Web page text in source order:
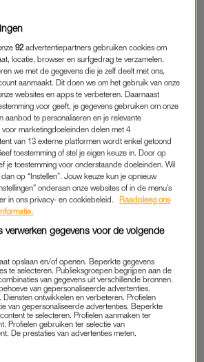
naar hun menstruatiepijn. “Ik wilde
of dat er wel iets mis was. Maar ik
antwoord op.”
ENDOMETRIOSE
Anouk te leven met de hevige pijn.
tijdens haar menstruatie ook ziek, heeft
heeft ze zoveel rugpijn dat ze soms niet
de tiener veertien jaar is, besluit ze
naar een huisarts te gaan. “Hij
pil te gaan, omdat de pijn daardoor zou
minder pijn, maar lang niet genoeg
niet menstrueert. Daarom bezoekt ze
wanneer ze zestien is.
aan een prikkelbare darm of het
een diëtist bezocht voor mijn darmen,
houden en dat frustreerde enorm.”
92 advertentiepartners gebruiken cookies om
locatie, browser en surfgedrag te verzamelen.
we met de gegevens die je zelf deelt met ons,
aanmaakt. Dit doen we om het gebruik van onze
websites en apps te verbeteren. Daarnaast
voor geeft, je gegevens gebruiken om onze
aanbod te personaliseren en je relevante
marketingdoeleinden delen met 4
van 13 externe platformen wordt enkel getoond
toestemming of stel je eigen keuze in. Door op
je toestemming voor onderstaande doeleinden. Wil
op “Instellen”. Jouw keuze kun je opnieuw
onderaan onze websites of in de menu’s
in ons privacy- en cookiebeleid.
Raadpleeg ons
verwerken gegevens voor de volgende
opslaan en/of openen. Beperkte gegevens
te selecteren. Publieksgroepen begrijpen aan de
van gegevens uit verschillende bronnen.
van gepersonaliseerde advertenties.
Diensten ontwikkelen en verbeteren. Profielen
van gepersonaliseerde advertenties. Beperkte
te selecteren. Profielen aanmaken ter
Profielen gebruiken ter selectie van
De prestaties van advertenties meten.